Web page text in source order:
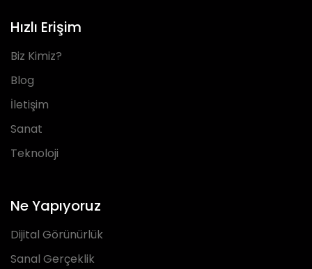
Hızlı Erişim
Biz Kimiz?
Blog
İletişim
Sanat
Teknoloji
Ne Yapıyoruz
Dijital Görünürlük
Sanal Gerçeklik